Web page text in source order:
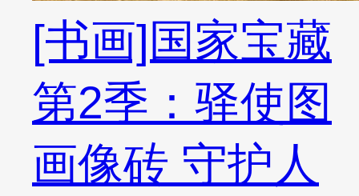
[书画]国家宝藏
第2季：驿使图
画像砖 守护人